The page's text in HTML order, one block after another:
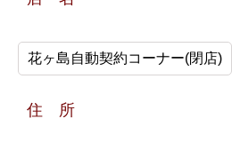
花ヶ島自動契約コーナー(閉店)
住 所